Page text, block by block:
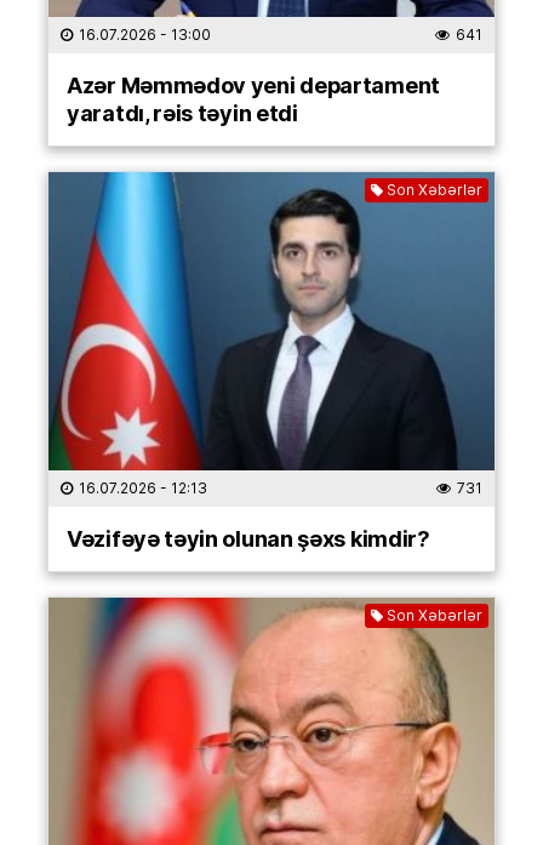
16.07.2026 - 13:00 641
Azər Məmmədov yeni departament
yaratdı, rəis təyin etdi
Son Xəbərlər
16.07.2026 - 12:13 731
Vəzifəyə təyin olunan şəxs kimdir?
Son Xəbərlər